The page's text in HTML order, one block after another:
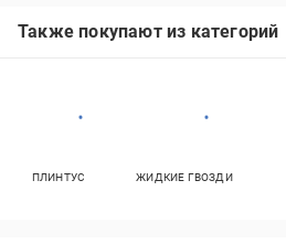
Также покупают из категорий
ПЛИНТУС ЖИДКИЕ ГВОЗДИ